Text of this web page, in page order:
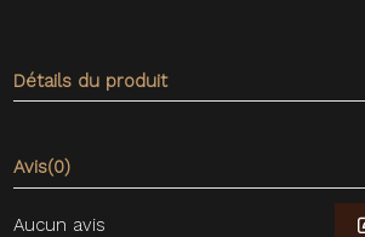
Détails du produit
Avis(0)
Aucun avis